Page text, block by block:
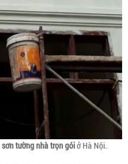
sơn tường nhà trọn góiở Hà Nội.